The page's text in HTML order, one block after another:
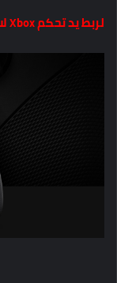
لربط يد تحكم Xbox لاسلكية بالحاسب الشخصي عبر Bluetooth